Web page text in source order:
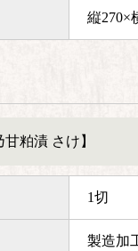
縦270×
甘粕漬 さけ】
1切
製造加